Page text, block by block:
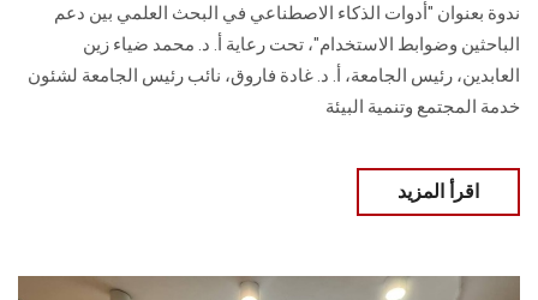
ندوة بعنوان "أدوات الذكاء الاصطناعي في البحث العلمي بين دعم
الباحثين وضوابط الاستخدام"، تحت رعاية أ. د. محمد ضياء زين
العابدين، رئيس الجامعة، أ. د. غادة فاروق، نائب رئيس الجامعة لشئون
خدمة المجتمع وتنمية البيئة
اقرأ المزيد